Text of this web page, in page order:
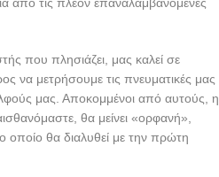
που πλησιάζει, μας καλεί σε
να μετρήσουμε τις πνευματικές μας
μας. Αποκομμένοι από αυτούς, η
θα μείνει «ορφανή»,
οποίο θα διαλυθεί με την πρώτη